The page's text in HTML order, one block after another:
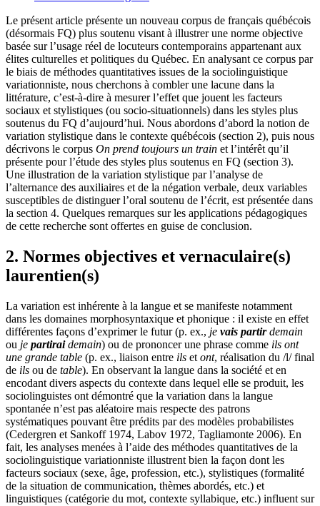
Le présent article présente un nouveau corpus de français québécois
(désormais FQ) plus soutenu visant à illustrer une norme objective
basée sur l’usage réel de locuteurs contemporains appartenant aux
élites culturelles et politiques du Québec. En analysant ce corpus par
le biais de méthodes quantitatives issues de la sociolinguistique
variationniste, nous cherchons à combler une lacune dans la
littérature, c’est-à-dire à mesurer l’effet que jouent les facteurs
sociaux et stylistiques (ou socio-situationnels) dans les styles plus
soutenus du FQ d’aujourd’hui. Nous abordons d’abord la notion de
variation stylistique dans le contexte québécois (section 2), puis nous
décrivons le corpus On prend toujours un train et l’intérêt qu’il
présente pour l’étude des styles plus soutenus en FQ (section 3).
Une illustration de la variation stylistique par l’analyse de
l’alternance des auxiliaires et de la négation verbale, deux variables
susceptibles de distinguer l’oral soutenu de l’écrit, est présentée dans
la section 4. Quelques remarques sur les applications pédagogiques
de cette recherche sont offertes en guise de conclusion.
2. Normes objectives et vernaculaire(s)
laurentien(s)
La variation est inhérente à la langue et se manifeste notamment
dans les domaines morphosyntaxique et phonique : il existe en effet
différentes façons d’exprimer le futur (p. ex., je vais partirdemain
ou je partiraidemain) ou de prononcer une phrase comme ils ont
une grande table (p. ex., liaison entre ils et ont, réalisation du /l/ final
de ils ou de table). En observant la langue dans la société et en
encodant divers aspects du contexte dans lequel elle se produit, les
sociolinguistes ont démontré que la variation dans la langue
spontanée n’est pas aléatoire mais respecte des patrons
systématiques pouvant être prédits par des modèles probabilistes
(Cedergren et Sankoff 1974, Labov 1972, Tagliamonte 2006). En
fait, les analyses menées à l’aide des méthodes quantitatives de la
sociolinguistique variationniste illustrent bien la façon dont les
facteurs sociaux (sexe, âge, profession, etc.), stylistiques (formalité
de la situation de communication, thèmes abordés, etc.) et
linguistiques (catégorie du mot, contexte syllabique, etc.) influent sur